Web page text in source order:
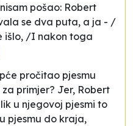
pošao: Robert
se dva puta, a ja - /
išlo, /I nakon toga
pročitao pjesmu
primjer? Jer, Robert
u njegovoj pjesmi to
pjesmu do kraja,